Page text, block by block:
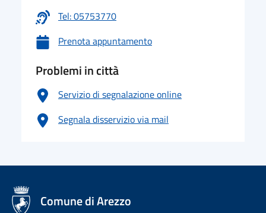
Tel: 05753770
Prenota appuntamento
Problemi in città
Servizio di segnalazione online
Segnala disservizio via mail
logo Unione Europea
Comune di Arezzo